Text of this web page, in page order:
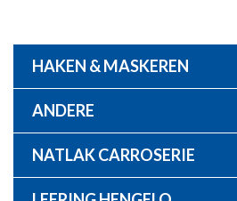
de
inhoudHAKEN & MASKEREN
ANDERE
NATLAK CARROSERIE